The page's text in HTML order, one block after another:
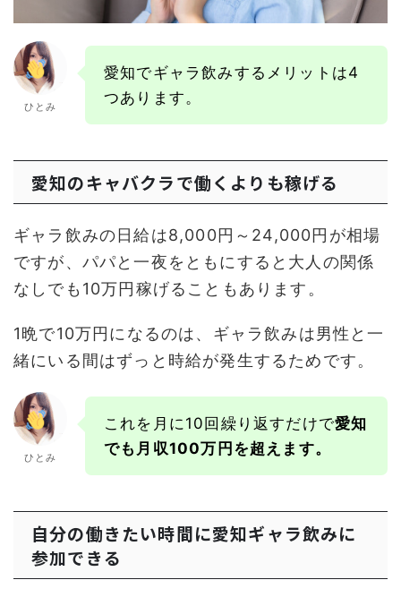
ひとみ
愛知でギャラ飲みするメリットは4
つあります。
愛知のキャバクラで働くよりも稼げる
ギャラ飲みの日給は8,000円～24,000円が相場
ですが、パパと一夜をともにすると大人の関係
なしでも10万円稼げることもあります。
1晩で10万円になるのは、ギャラ飲みは男性と一
緒にいる間はずっと時給が発生するためです。
ひとみ
これを月に10回繰り返すだけで愛知
でも月収100万円を超えます。
自分の働きたい時間に愛知ギャラ飲みに
参加できる